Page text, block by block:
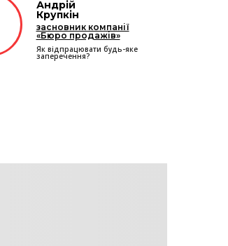
Андрій
Крупкін
засновник компанії
«Бюро продажів»
Як відпрацювати будь-яке
заперечення?